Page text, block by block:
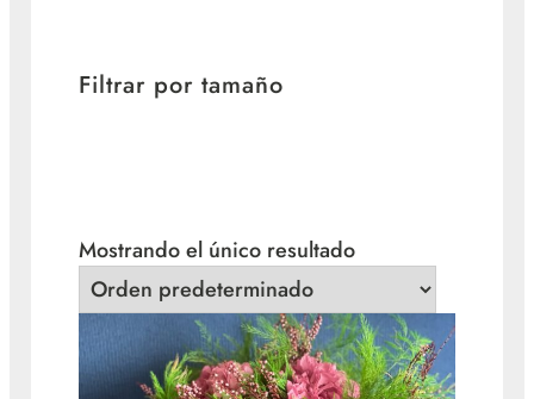
Filtrar por tamaño
Mostrando el único resultado